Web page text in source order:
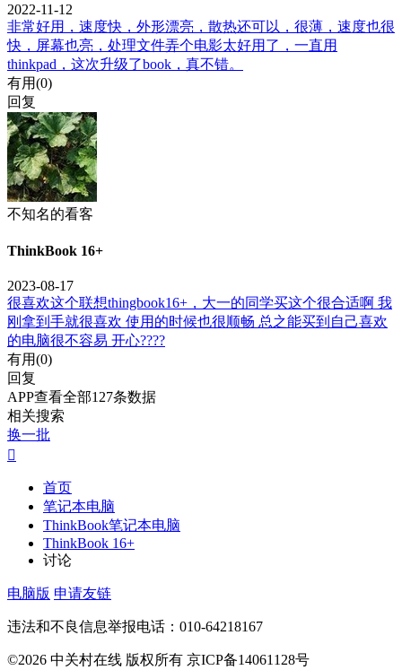
2022-11-12
非常好用，速度快，外形漂亮，散热还可以，很薄，速度也很
快，屏幕也亮，处理文件弄个电影太好用了，一直用
thinkpad，这次升级了book，真不错。
有用(0)
回复
不知名的看客
ThinkBook 16+
2023-08-17
很喜欢这个联想thingbook16+，大一的同学买这个很合适啊 我
刚拿到手就很喜欢 使用的时候也很顺畅 总之能买到自己喜欢
的电脑很不容易 开心????
有用(0)
回复
APP查看全部127条数据
相关搜索
换一批

首页
笔记本电脑
ThinkBook笔记本电脑
ThinkBook 16+
讨论
电脑版 申请友链
违法和不良信息举报电话：010-64218167
©2026 中关村在线 版权所有 京ICP备14061128号